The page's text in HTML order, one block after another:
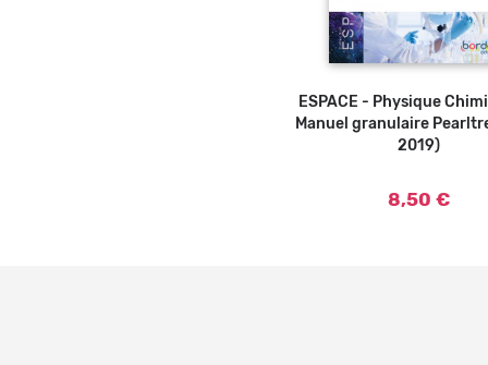
ESPACE - Physique
Manuel granulaire
2019)
8,50 €